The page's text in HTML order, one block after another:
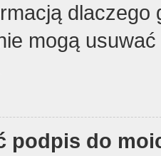
mogą
podpis do